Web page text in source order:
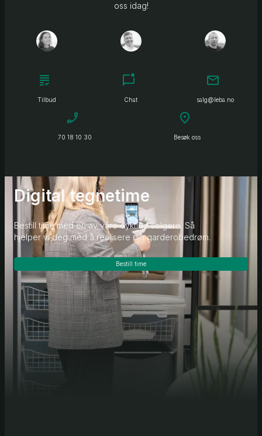
oss idag!
Tilbud Chat salg@leba.no
70 18 10 30 Besøk oss
Digital tegnetime
Bestill time med en av våre dyktige selgere. Så
hjelper vi deg med å realisere din garderobedrøm.
Bestill time